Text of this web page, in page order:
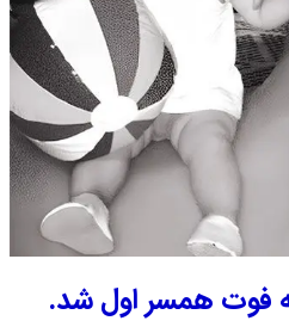
فوت همسر اول شد.